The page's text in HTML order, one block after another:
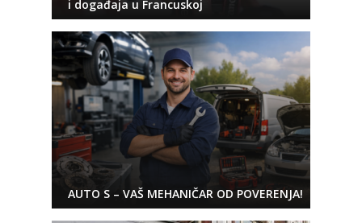
i događaja u Francuskoj
AUTO S – VAŠ MEHANIČAR OD POVERENJA!